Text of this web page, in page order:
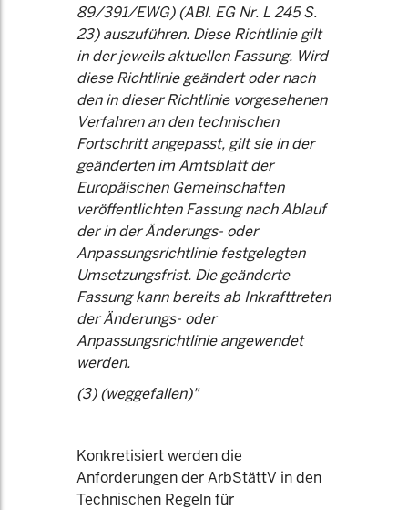
89/391/EWG) (ABl. EG Nr. L 245 S.
23) auszuführen. Diese Richtlinie gilt
in der jeweils aktuellen Fassung. Wird
diese Richtlinie geändert oder nach
den in dieser Richtlinie vorgesehenen
Verfahren an den technischen
Fortschritt angepasst, gilt sie in der
geänderten im Amtsblatt der
Europäischen Gemeinschaften
veröffentlichten Fassung nach Ablauf
der in der Änderungs- oder
Anpassungsrichtlinie festgelegten
Umsetzungsfrist. Die geänderte
Fassung kann bereits ab Inkrafttreten
der Änderungs- oder
Anpassungsrichtlinie angewendet
werden.
(3) (weggefallen)"
Konkretisiert werden die
Anforderungen der ArbStättV in den
Technischen Regeln für